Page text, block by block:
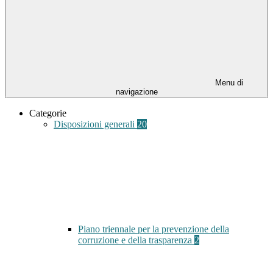
Menu di
navigazione
Categorie
Disposizioni generali 20
Piano triennale per la prevenzione della
corruzione e della trasparenza 2